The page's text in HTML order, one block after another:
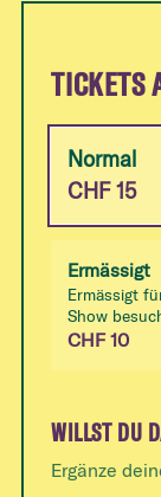
TICKETS
Normal
CHF15
Ermässigt
Ermässigt
Show
CHF10
WILLST DU
Ergänze